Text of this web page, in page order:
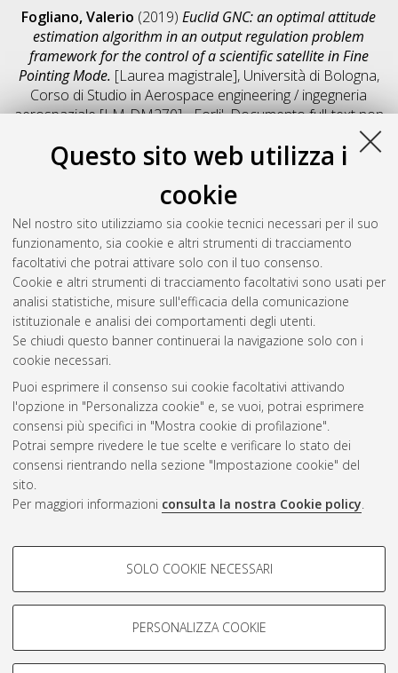
Questo sito web utilizza i
cookie
Nel nostro sito utilizziamo sia cookie tecnici necessari per il suo
funzionamento, sia cookie e altri strumenti di tracciamento
facoltativi che potrai attivare solo con il tuo consenso.
Cookie e altri strumenti di tracciamento facoltativi sono usati per
analisi statistiche, misure sull'efficacia della comunicazione
istituzionale e analisi dei comportamenti degli utenti.
Se chiudi questo banner continuerai la navigazione solo con i
cookie necessari.
Puoi esprimere il consenso sui cookie facoltativi attivando
l'opzione in "Personalizza cookie" e, se vuoi, potrai esprimere
consensi più specifici in "Mostra cookie di profilazione".
Potrai sempre rivedere le tue scelte e verificare lo stato dei
consensi rientrando nella sezione "Impostazione cookie" del
sito.
Per maggiori informazioni consulta la nostra Cookie policy.
COOKIE DI PROFILAZIONE -
Si tratta di cookie utilizzati per analizzare le caratteristiche della
navigazione degli utenti, creare profili in base al loro comportamento
Mostra cookie di profilazione
SOLO COOKIE NECESSARI
PERSONALIZZA COOKIE
Fogliano, Valerio (2019)Euclid GNC: an optimal attitude
estimation algorithm in an output regulation problem
framework for the control of a scientific satellite in Fine
Pointing Mode. [Laurea magistrale], Università di Bologna,
Corso di Studio inAerospace engineering / ingegneria
aerospaziale [LM-DM270] - Forli', Documento full-text non
Salva citazione
Condividi
Il full-text non è disponibile per scelta dell'autore. (
Abstract
Altri metadati
Gestione del documento:
Atom
Rss 1.0
Rss 2.0
AMS Laurea
Impostazioni Cookie
Informativa sulla privacy
Condizioni d’uso del sito